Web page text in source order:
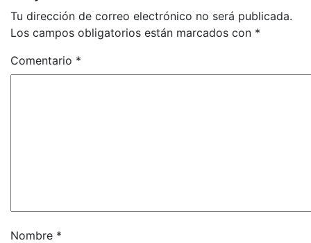
Tu dirección de correo electrónico no será publicada.
Los campos obligatorios están marcados con *
Comentario *
Nombre *